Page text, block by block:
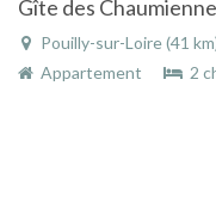
Pouilly-sur-Loire (41 km),
Appartement
2